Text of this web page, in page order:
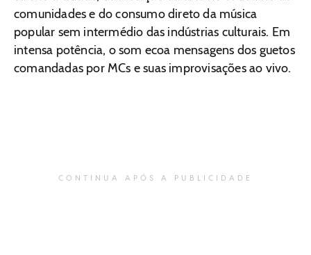
comunidades e do consumo direto da música
popular sem intermédio das indústrias culturais. Em
intensa potência, o som ecoa mensagens dos guetos
comandadas por MCs e suas improvisações ao vivo.
CONTINUA APÓS A PUBLICIDADE